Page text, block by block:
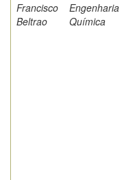
Francisco
Beltrao
Engenharia
Química